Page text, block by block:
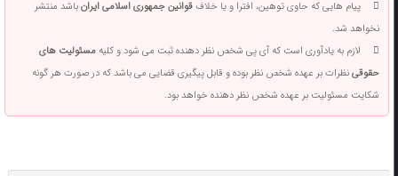
پیام هایی که حاوی توهین، افترا و یا خلافقوانین جمهوری اسلامی ایرانباشد منتشر
نخواهد شد.
لازم به یادآوری است که آی پی شخص نظر دهنده ثبت می شود و کلیهمسئولیت های
حقوقینظرات بر عهده شخص نظر بوده و قابل پیگیری قضایی می باشد که در صورت هر گونه
شکایت مسئولیت بر عهده شخص نظر دهنده خواهد بود.